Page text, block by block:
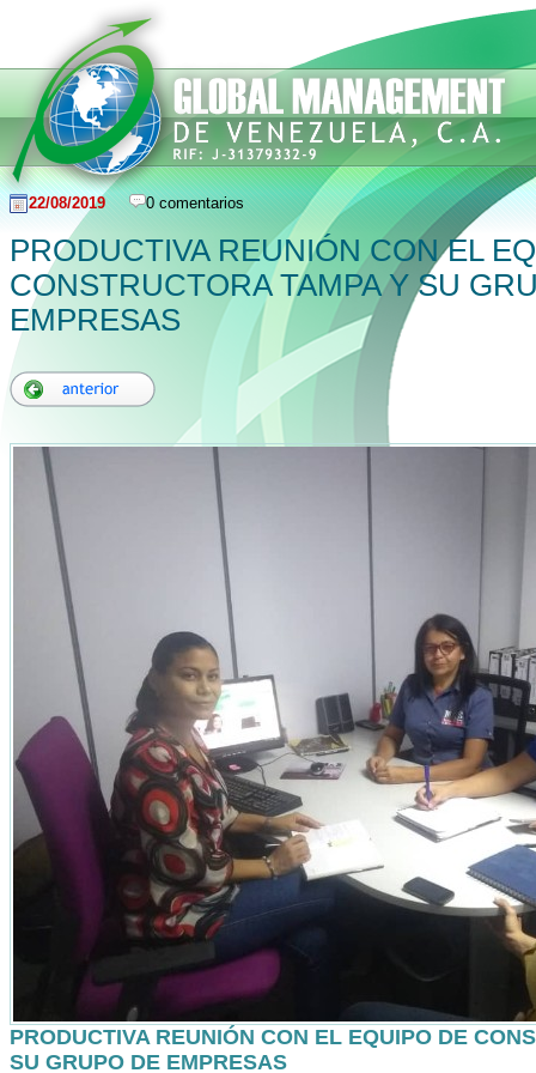
22/08/2019 0 comentarios
PRODUCTIVA REUNIÓN CON EL
CONSTRUCTORA TAMPA Y SU
EMPRESAS
PRODUCTIVA REUNIÓN CON EL EQUIPO DE
SU GRUPO DE EMPRESAS